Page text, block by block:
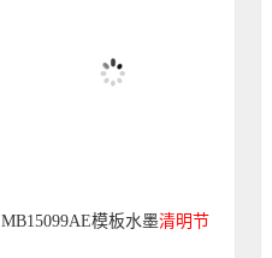
MB15099AE模板水墨清明节